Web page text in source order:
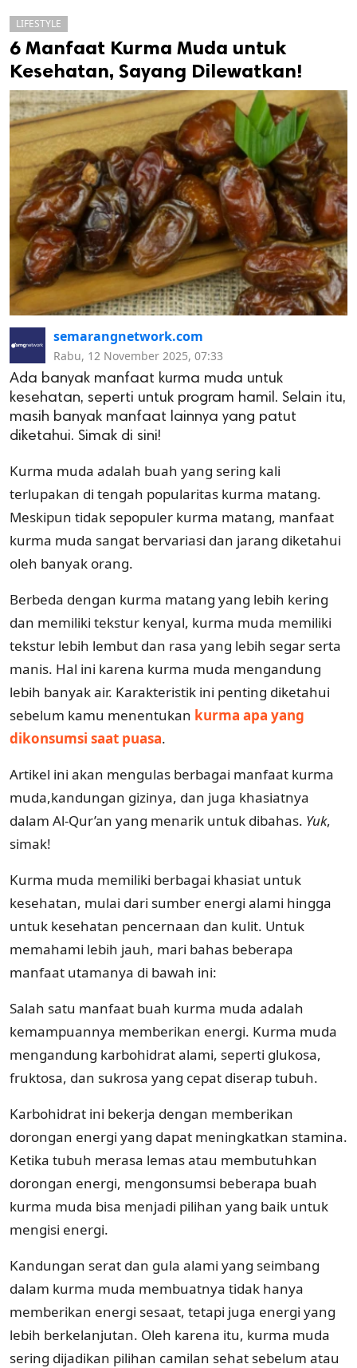
cipta.
LIFESTYLE
6 Manfaat Kurma Muda untuk
Kesehatan, Sayang Dilewatkan!
semarangnetwork.com
Rabu, 12 November 2025, 07:33
Ada banyak manfaat kurma muda untuk
kesehatan, seperti untuk program hamil. Selain itu,
masih banyak manfaat lainnya yang patut
diketahui. Simak di sini!
Kurma muda adalah buah yang sering kali
terlupakan di tengah popularitas kurma matang.
Meskipun tidak sepopuler kurma matang, manfaat
kurma muda sangat bervariasi dan jarang diketahui
oleh banyak orang.
Berbeda dengan kurma matang yang lebih kering
dan memiliki tekstur kenyal, kurma muda memiliki
tekstur lebih lembut dan rasa yang lebih segar serta
manis. Hal ini karena kurma muda mengandung
lebih banyak air. Karakteristik ini penting diketahui
sebelum kamu menentukan kurma apa yang
dikonsumsi saat puasa.
Artikel ini akan mengulas berbagai manfaat kurma
muda,kandungan gizinya, dan juga khasiatnya
dalam Al-Qur’an yang menarik untuk dibahas. Yuk,
simak!
Kurma muda memiliki berbagai khasiat untuk
kesehatan, mulai dari sumber energi alami hingga
untuk kesehatan pencernaan dan kulit. Untuk
memahami lebih jauh, mari bahas beberapa
manfaat utamanya di bawah ini:
Salah satu manfaat buah kurma muda adalah
kemampuannya memberikan energi. Kurma muda
mengandung karbohidrat alami, seperti glukosa,
fruktosa, dan sukrosa yang cepat diserap tubuh.
Karbohidrat ini bekerja dengan memberikan
dorongan energi yang dapat meningkatkan stamina.
Ketika tubuh merasa lemas atau membutuhkan
dorongan energi, mengonsumsi beberapa buah
kurma muda bisa menjadi pilihan yang baik untuk
mengisi energi.
Kandungan serat dan gula alami yang seimbang
dalam kurma muda membuatnya tidak hanya
memberikan energi sesaat, tetapi juga energi yang
lebih berkelanjutan. Oleh karena itu, kurma muda
sering dijadikan pilihan camilan sehat sebelum atau